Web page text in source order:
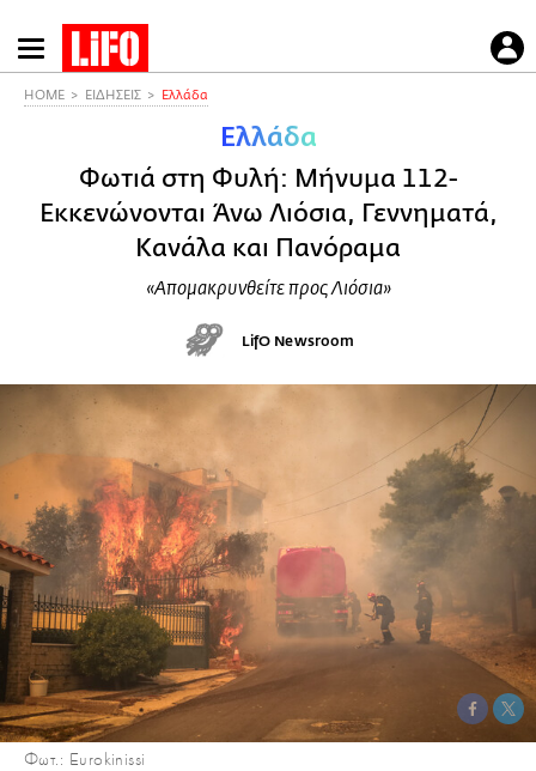
Παράκαμψη
προς
HOME ΕΙΔΗΣΕΙΣ Ελλάδα
Ελλάδα
Φωτιά στη Φυλή: Μήνυμα 112-
Εκκενώνονται Άνω Λιόσια, Γεννηματά,
Κανάλα και Πανόραμα
«Απομακρυνθείτε προς Λιόσια»
LifO Newsroom
Φωτ.: Eurokinissi